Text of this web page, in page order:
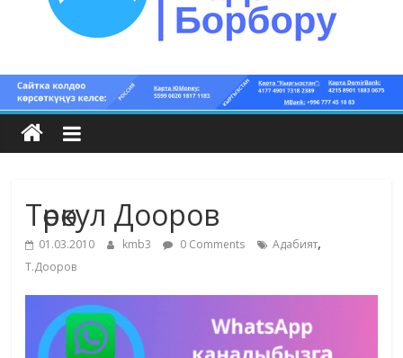
Кыргыз
маданият
Кыргыз
маданияты
жана
адабияты
Төрөкул Дооров
01.03.2010 kmb3 0 Comments Адабият,
Т.Дооров